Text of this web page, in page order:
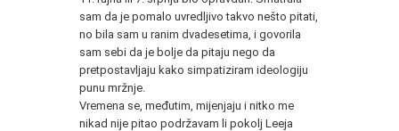
sam da je pomalo uvredljivo takvo nešto pitati,
no bila sam u ranim dvadesetima, i govorila
sam sebi da je bolje da pitaju nego da
pretpostavljaju kako simpatiziram ideologiju
punu mržnje.
Vremena se, međutim, mijenjaju i nitko me
nikad nije pitao podržavam li pokolj Leeja